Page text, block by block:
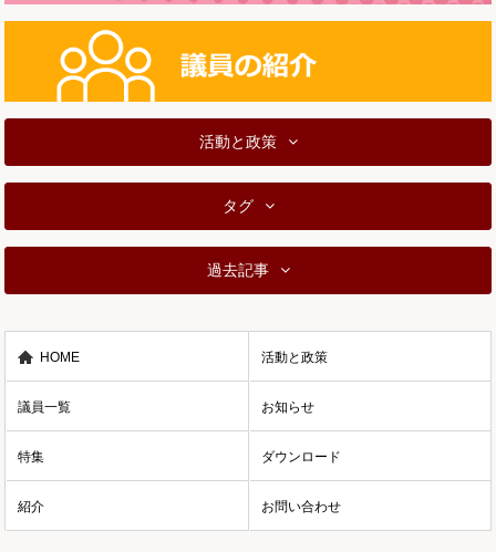
活動と政策
タグ
過去記事
HOME 活動と政策
議員一覧 お知らせ
特集 ダウンロード
紹介 お問い合わせ